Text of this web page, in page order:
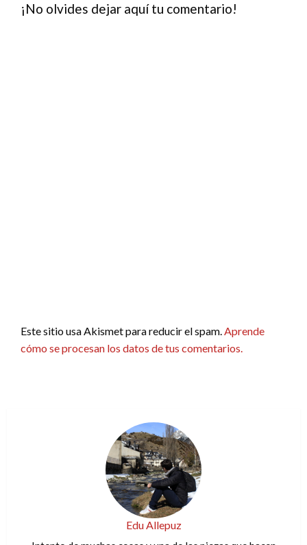
¡No olvides dejar aquí tu comentario!
Este sitio usa Akismet para reducir el spam.Aprende
cómo se procesan los datos de tus comentarios.
Edu Allepuz